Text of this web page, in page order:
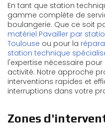
En tant que station
gamme complète de
boulangerie. Que ce soit
matériel Pavailler par
Toulouse ou pour la
station technique
l'expertise nécessaire
activité. Notre approche
interventions rapides et
interruptions dans votre
Zones